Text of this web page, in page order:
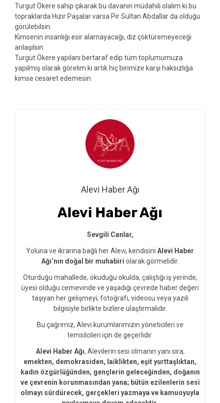
Turgut Ökere sahip çıkarak bu davanın müdahili olalım ki bu
topraklarda Hızır Paşalar varsa Pir Sultan Abdallar da olduğu
görülebilsin.
Kimsenin insanlığı esir alamayacağı, diz çöktüremeyeceği
anlaşılsın.
Turgut Ökere yapılanı bertaraf edip tüm toplumumuza
yapılmış olarak görelim ki artık hiç birimize karşı haksızlığa
kimse cesaret edemesin.
Alevi Haber Ağı
Alevi Haber Ağı
Sevgili Canlar,
Yoluna ve ikrarına bağlı her Alevi, kendisini Alevi Haber
Ağı’nın doğal bir muhabiri olarak görmelidir.
Oturduğu mahallede, okuduğu okulda, çalıştığı iş yerinde,
üyesi olduğu cemevinde ve yaşadığı çevrede haber değeri
taşıyan her gelişmeyi; fotoğrafı, videosu veya yazılı
bilgisiyle birlikte bizlere ulaştırmalıdır.
Bu çağrımız, Alevi kurumlarımızın yöneticileri ve
temsilcileri için de geçerlidir.
Alevi Haber Ağı, Alevilerin sesi olmanın yanı sıra;
emekten, demokrasiden, laiklikten, eşit yurttaşlıktan,
kadın özgürlüğünden, gençlerin geleceğinden, doğanın
ve çevrenin korunmasından yana; bütün ezilenlerin sesi
olmayı sürdürecek, gerçekleri yazmaya ve kamuoyuyla